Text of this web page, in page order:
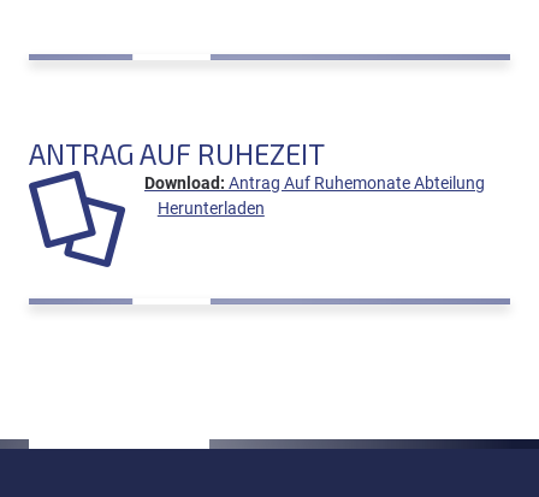
ANTRAG AUF RUHEZEIT
Antrag Auf Ruhemonate Abteilung
Herunterladen